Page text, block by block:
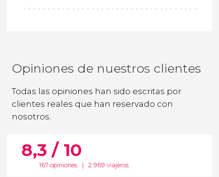
Opiniones de nuestros clientes
Todas las opiniones han sido escritas por
clientes reales que han reservado con
nosotros.
8,3 / 10
167 opiniones 2.969 viajeros